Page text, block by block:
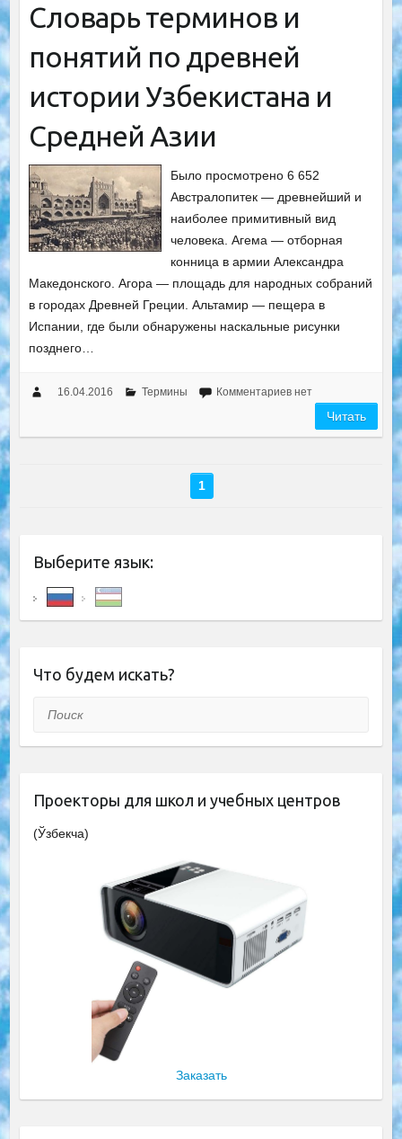
Словарь терминов и
понятий по древней
истории Узбекистана и
Средней Азии
Было просмотрено 6 652
Австралопитек — древнейший и
наиболее примитивный вид
человека. Агема — отборная
конница в армии Александра
Македонского. Агора — площадь для народных собраний
в городах Древней Греции. Альтамир — пещера в
Испании, где были обнаружены наскальные рисунки
позднего…
16.04.2016 Термины Комментариев нет
Читать
1
Выберите язык:
Что будем искать?
Поиск
Проекторы для школ и учебных центров
(Ўзбекча)
Заказать